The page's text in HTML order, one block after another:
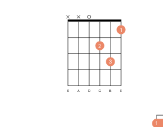
2
3
1
E A D G B E
1